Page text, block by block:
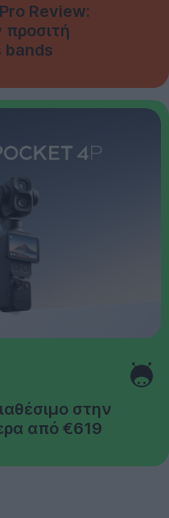
Review:
προσιτή
bands
στην
από €619